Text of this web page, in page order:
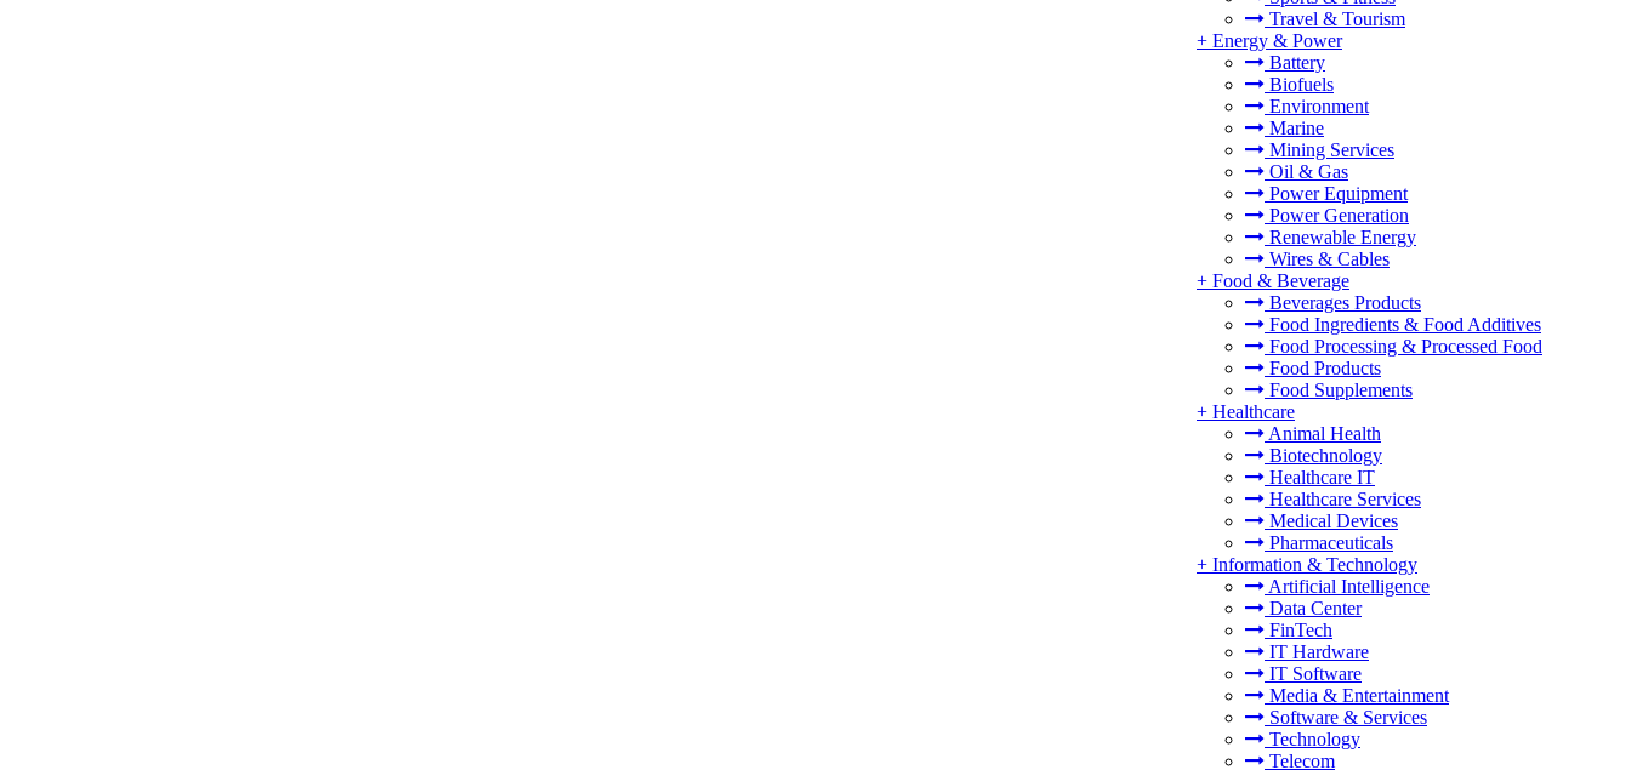
Travel & Tourism
+ Energy & Power
Battery
Biofuels
Environment
Marine
Mining Services
Oil & Gas
Power Equipment
Power Generation
Renewable Energy
Wires & Cables
+ Food & Beverage
Beverages Products
Food Ingredients & Food Additives
Food Processing & Processed Food
Food Products
Food Supplements
+ Healthcare
Animal Health
Biotechnology
Healthcare IT
Healthcare Services
Medical Devices
Pharmaceuticals
+ Information & Technology
Artificial Intelligence
Data Center
FinTech
IT Hardware
IT Software
Media & Entertainment
Software & Services
Technology
Telecom